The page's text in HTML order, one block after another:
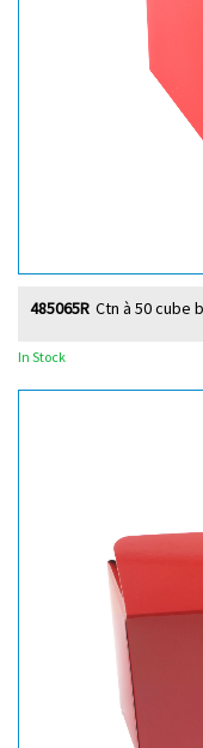
Ctn à 50 cube
485065R
In Stock